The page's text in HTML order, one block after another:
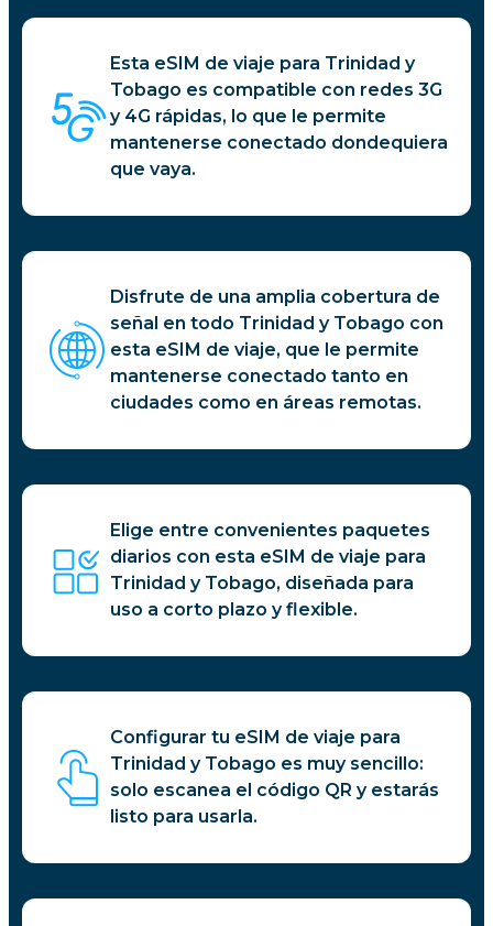
Esta eSIM de viaje para Trinidad y
Tobago es compatible con redes 3G
y 4G rápidas, lo que le permite
mantenerse conectado dondequiera
que vaya.
Disfrute de una amplia cobertura de
señal en todo Trinidad y Tobago con
esta eSIM de viaje, que le permite
mantenerse conectado tanto en
ciudades como en áreas remotas.
Elige entre convenientes paquetes
diarios con esta eSIM de viaje para
Trinidad y Tobago, diseñada para
uso a corto plazo y flexible.
Configurar tu eSIM de viaje para
Trinidad y Tobago es muy sencillo:
solo escanea el código QR y estarás
listo para usarla.